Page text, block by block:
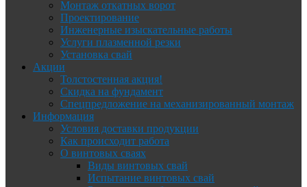
Монтаж откатных ворот
Проектирование
Инженерные изыскательные работы
Услуги плазменной резки
Установка свай
Акции
Толстостенная акция!
Скидка на фундамент
Спецпредложение на механизированный монтаж
Информация
Условия доставки продукции
Как происходит работа
О винтовых сваях
Виды винтовых свай
Испытание винтовых свай